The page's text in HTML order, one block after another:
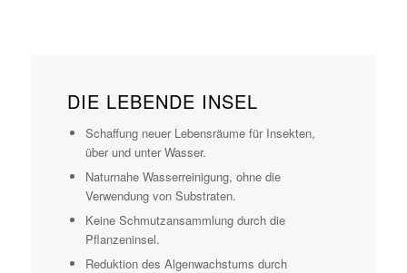
DIE LEBENDE INSEL
Schaffung neuer Lebensräume für Insekten,
über und unter Wasser.
Naturnahe Wasserreinigung, ohne die
Verwendung von Substraten.
Keine Schmutzansammlung durch die
Pflanzeninsel.
Reduktion des Algenwachstums durch